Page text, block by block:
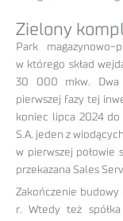
Zielony
Park
w którego skład
30 000 mkw. Dwa
pierwszej fazy tej
koniec lipca 2024 do
S.A, jeden z
w pierwszej połowie
przekazana Sales
Zakończenie budowy
r. Wtedy też